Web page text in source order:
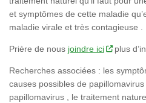
et symptômes de cette maladie
maladie virale et très contagieuse .
Prière de nous joindre ici plus
Recherches associées : les
causes possibles de
papillomavirus , le traitement